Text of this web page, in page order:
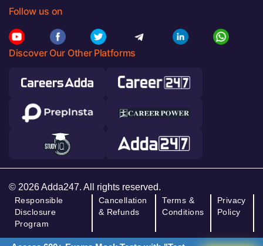
Follow us on
Discover Our Other Platforms
© 2026 Adda247. All rights reserved.
Responsible
Disclosure
Program
Cancellation
& Refunds
Terms &
Conditions
Privacy
Policy